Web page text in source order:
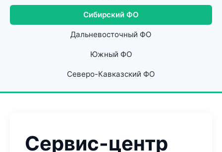
Сибирский ФО
Дальневосточный ФО
Южный ФО
Северо-Кавказский ФО
Сервис-центр